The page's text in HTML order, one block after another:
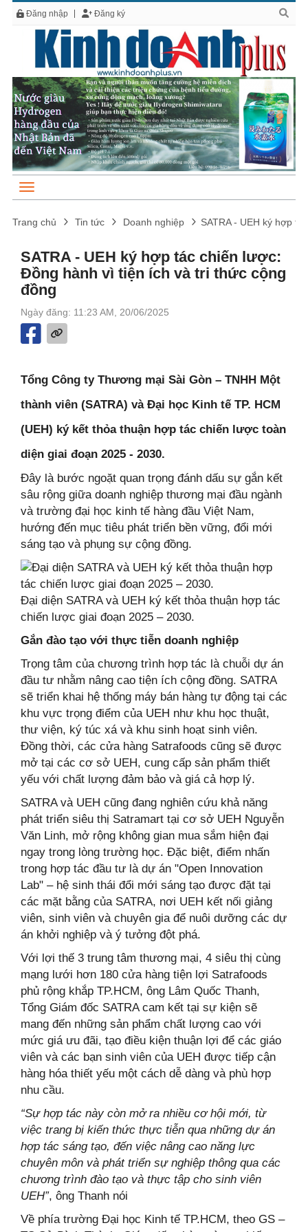
Đăng nhập Đăng ký
Trang chủ Tin tức Doanh nghiệp SATRA - UEH ký hợp
SATRA - UEH ký hợp tác chiến lược:
Đồng hành vì tiện ích và tri thức cộng
đồng
Ngày đăng: 11:23 AM, 20/06/2025
Tổng Công ty Thương mại Sài Gòn – TNHH Một
thành viên (SATRA) và Đại học Kinh tế TP. HCM
(UEH) ký kết thỏa thuận hợp tác chiến lược toàn
diện giai đoạn 2025 - 2030.
Đây là bước ngoặt quan trọng đánh dấu sự gắn kết
sâu rộng giữa doanh nghiệp thương mại đầu ngành
và trường đại học kinh tế hàng đầu Việt Nam,
hướng đến mục tiêu phát triển bền vững, đổi mới
sáng tạo và phụng sự cộng đồng.
Đại diện SATRA và UEH ký kết thỏa thuận hợp tác
chiến lược giai đoạn 2025 – 2030.
Gắn đào tạo với thực tiễn doanh nghiệp
Trọng tâm của chương trình hợp tác là chuỗi dự án
đầu tư nhằm nâng cao tiện ích cộng đồng. SATRA
sẽ triển khai hệ thống máy bán hàng tự động tại các
khu vực trọng điểm của UEH như khu học thuật,
thư viện, ký túc xá và khu sinh hoạt sinh viên.
Đồng thời, các cửa hàng Satrafoods cũng sẽ được
mở tại các cơ sở UEH, cung cấp sản phẩm thiết
yếu với chất lượng đảm bảo và giá cả hợp lý.
SATRA và UEH cũng đang nghiên cứu khả năng
phát triển siêu thị Satramart tại cơ sở UEH Nguyễn
Văn Linh, mở rộng không gian mua sắm hiện đại
ngay trong lòng trường học. Đặc biệt, điểm nhấn
trong hợp tác đầu tư là dự án "Open Innovation
Lab" – hệ sinh thái đổi mới sáng tạo được đặt tại
các mặt bằng của SATRA, nơi UEH kết nối giảng
viên, sinh viên và chuyên gia để nuôi dưỡng các dự
án khởi nghiệp và ý tưởng đột phá.
Với lợi thế 3 trung tâm thương mại, 4 siêu thị cùng
mạng lưới hơn 180 cửa hàng tiện lợi Satrafoods
phủ rộng khắp TP.HCM, ông Lâm Quốc Thanh,
Tổng Giám đốc SATRA cam kết tại sự kiện sẽ
mang đến những sản phẩm chất lượng cao với
mức giá ưu đãi, tạo điều kiện thuận lợi để các giáo
viên và các bạn sinh viên của UEH được tiếp cận
hàng hóa thiết yếu một cách dễ dàng và phù hợp
nhu cầu.
“Sự hợp tác này còn mở ra nhiều cơ hội mới, từ
việc trang bị kiến thức thực tiễn qua những dự án
hợp tác sáng tạo, đến việc nâng cao năng lực
chuyên môn và phát triển sự nghiệp thông qua các
chương trình đào tạo và thực tập cho sinh viên
UEH”, ông Thanh nói
Về phía trường Đại học Kinh tế TP.HCM, theo GS –